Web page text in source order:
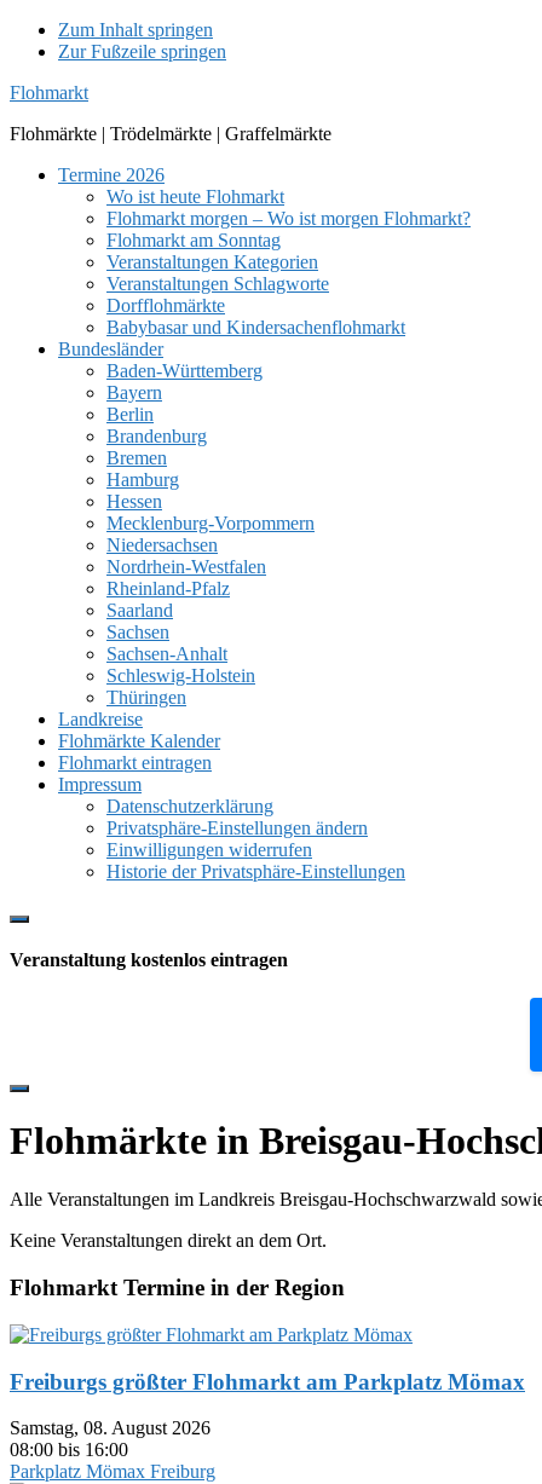
Zum Inhalt springen
Zur Fußzeile springen
Flohmarkt
Flohmärkte | Trödelmärkte | Graffelmärkte
Termine 2026
Wo ist heute Flohmarkt
Flohmarkt morgen – Wo ist morgen Flohmarkt?
Flohmarkt am Sonntag
Veranstaltungen Kategorien
Veranstaltungen Schlagworte
Dorfflohmärkte
Babybasar und Kindersachenflohmarkt
Bundesländer
Baden-Württemberg
Bayern
Berlin
Brandenburg
Bremen
Hamburg
Hessen
Mecklenburg-Vorpommern
Niedersachsen
Nordrhein-Westfalen
Rheinland-Pfalz
Saarland
Sachsen
Sachsen-Anhalt
Schleswig-Holstein
Thüringen
Landkreise
Flohmärkte Kalender
Flohmarkt eintragen
Impressum
Datenschutzerklärung
Privatsphäre-Einstellungen ändern
Einwilligungen widerrufen
Historie der Privatsphäre-Einstellungen
Show
Content
Veranstaltung kostenlos eintragen
Hide
Content
Flohmärkte in Breisgau-
Alle Veranstaltungen im Landkreis Breisgau-Hochschwarzwald
Keine Veranstaltungen direkt an dem Ort.
Flohmarkt Termine in der Region
Freiburgs größter Flohmarkt am Parkplatz Mömax
Samstag, 08. August 2026
08:00 bis 16:00
Parkplatz Mömax Freiburg